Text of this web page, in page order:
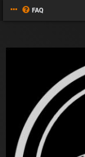
FAQ